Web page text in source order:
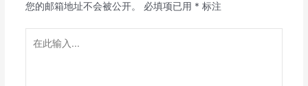
您的邮箱地址不会被公开。 必填项已用 * 标注